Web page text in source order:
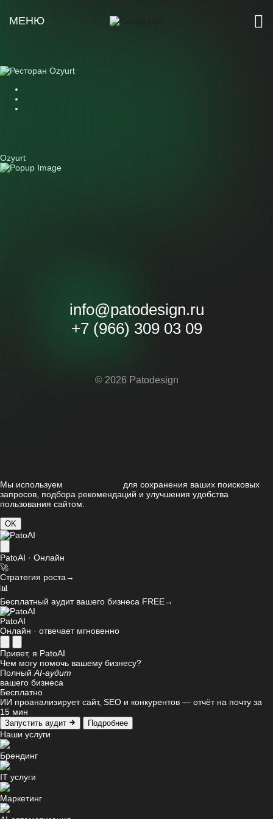
МЕНЮ
Ozyurt
© 2026 Patodesign
info@patodesign.ru
+7 (966) 309 03 09
Мы используем
для сохранения ваших поисковых
запросов, подбора рекомендаций и улучшения удобства
пользования сайтом.
OK
PatoAI · Онлайн
🚀
Стратегия роста→
📊
Бесплатный аудит вашего бизнеса FREE→
PatoAI
Онлайн · отвечает мгновенно
Привет, я PatoAI
Чем могу помочь вашему бизнесу?
Полный AI-аудит
вашего бизнеса
Бесплатно
ИИ проанализирует сайт, SEO и конкурентов — отчёт на почту за
15 мин
Запустить аудит Подробнее
Наши услуги
Брендинг
IT услуги
Маркетинг